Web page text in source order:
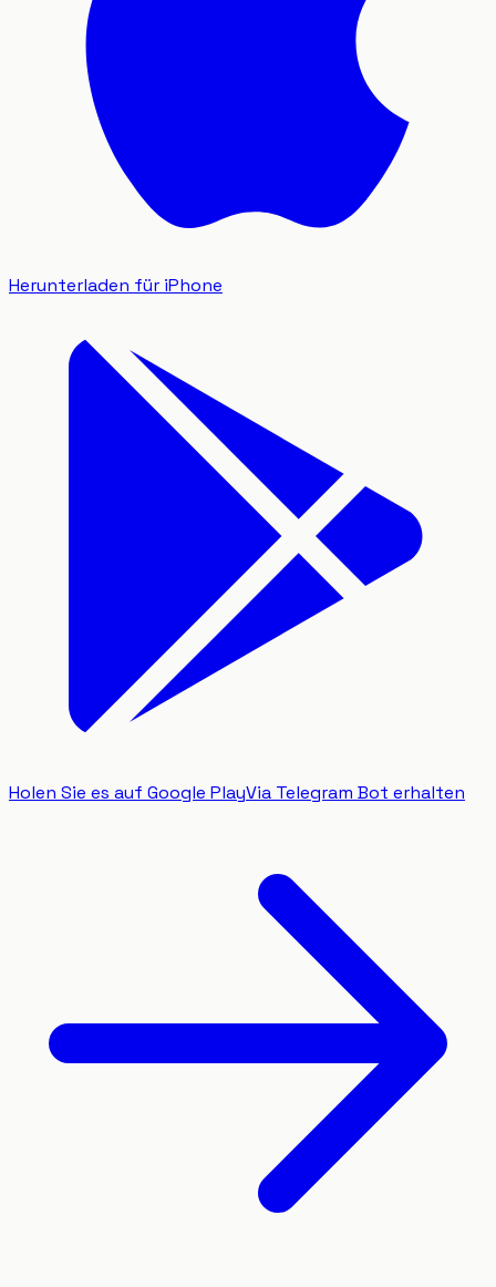
Herunterladen für iPhone
Holen Sie es auf Google PlayVia Telegram Bot erhalten